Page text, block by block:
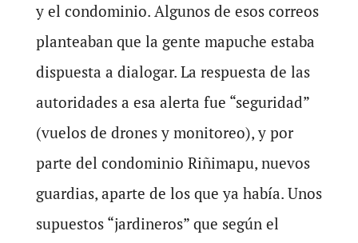
y el condominio. Algunos de esos correos
planteaban que la gente mapuche estaba
dispuesta a dialogar. La respuesta de las
autoridades a esa alerta fue “seguridad”
(vuelos de drones y monitoreo), y por
parte del condominio Riñimapu, nuevos
guardias, aparte de los que ya había. Unos
supuestos “jardineros” que según el